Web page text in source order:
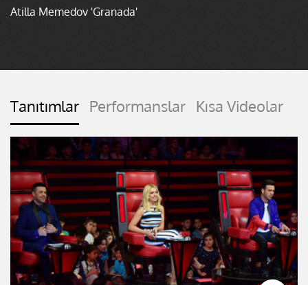
Atilla Memedov 'Granada'
Tanıtımlar Performanslar Kısa Videolar